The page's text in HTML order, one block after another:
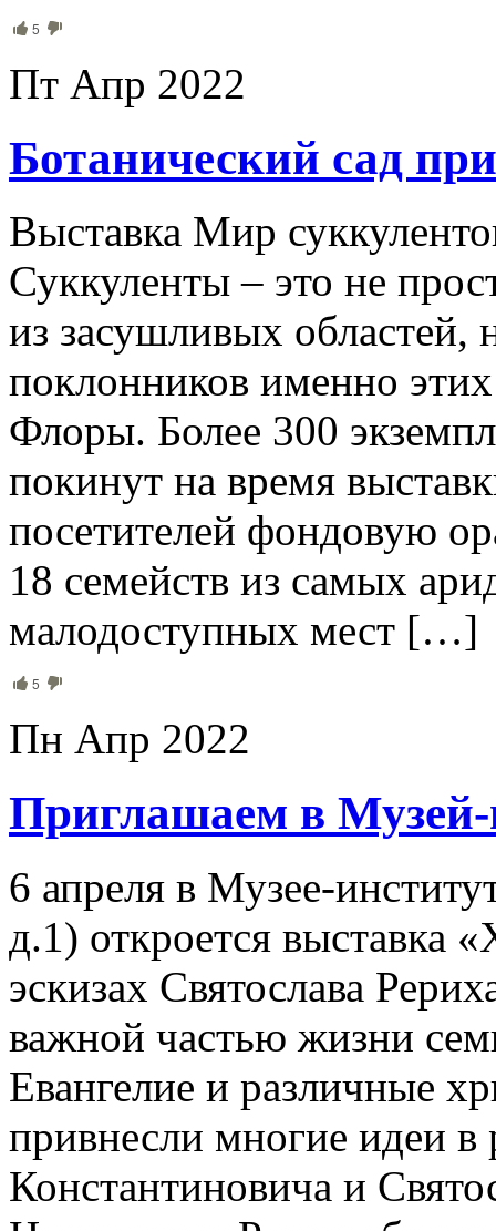
5
Пт Апр 2022
Ботанический сад
Выставка Мир
Суккуленты – это не
из засушливых областей,
поклонников именно этих
Флоры. Более 300
покинут на время
посетителей фондовую
18 семейств из самых
малодоступных мест […]
5
Пн Апр 2022
Приглашаем в Музей-
6 апреля в Музее-
д.1) откроется выставка
эскизах Святослава
важной частью жизни
Евангелие и различные
привнесли многие идеи в
Константиновича и